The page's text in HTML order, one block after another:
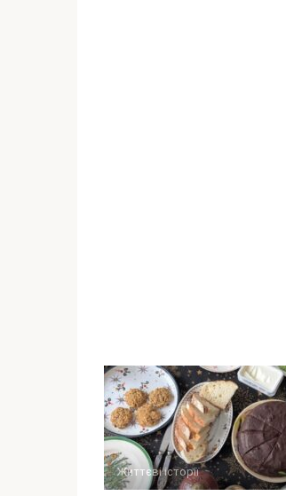
Життєві історії